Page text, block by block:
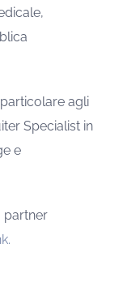
agli
Specialist in
e
partner